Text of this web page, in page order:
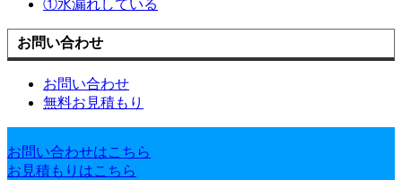
①水漏れしている
お問い合わせ
お問い合わせ
無料お見積もり
お問い合わせはこちら
お見積もりはこちら